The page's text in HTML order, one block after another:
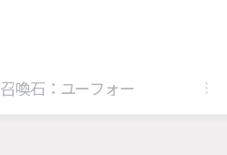
召喚石：ユーフォー